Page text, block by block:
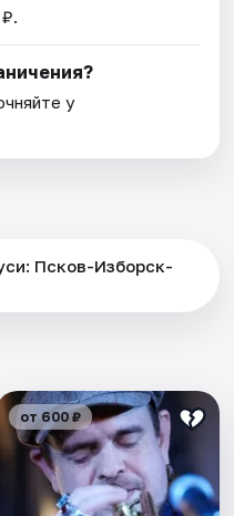
у
Псков-Изборск-
от 600 ₽